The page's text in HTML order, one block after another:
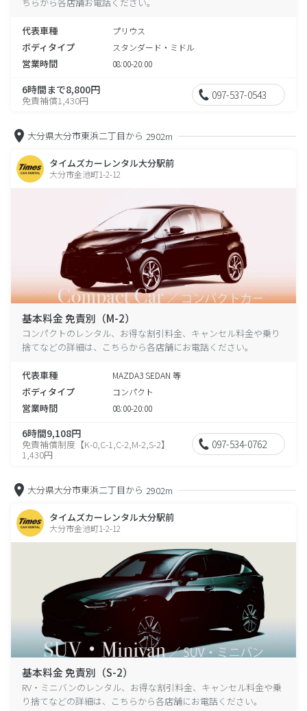
代表車種 プリウス
ボディタイプ スタンダード・ミドル
営業時間 08:00-20:00
6時間まで8,800円
免責補償1,430円 097-537-0543
大分県大分市東浜二丁目から 2902m
タイムズカーレンタル大分駅前
大分市金池町1-2-12
基本料金 免責別（M-2）
コンパクトのレンタル、お得な割引料金、キャンセル料金や乗り
捨てなどの詳細は、こちらから各店舗にお電話ください。
代表車種 MAZDA3 SEDAN 等
ボディタイプ コンパクト
営業時間 08:00-20:00
6時間9,108円
免責補償制度【K-0,C-1,C-2,M-2,S-2】
1,430円
097-534-0762
大分県大分市東浜二丁目から 2902m
タイムズカーレンタル大分駅前
大分市金池町1-2-12
基本料金 免責別（S-2）
RV・ミニバンのレンタル、お得な割引料金、キャンセル料金や乗
り捨てなどの詳細は、こちらから各店舗にお電話ください。